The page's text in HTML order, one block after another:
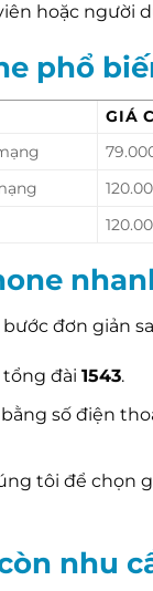
hoặc người
phổ
GIÁ
đơn giản
đài 1543.
số điện
tôi để chọn
nhu